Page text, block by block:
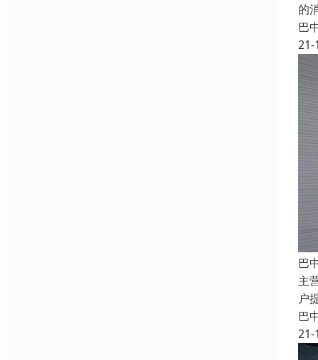
的
巴
21-
巴
主
户
巴
21-